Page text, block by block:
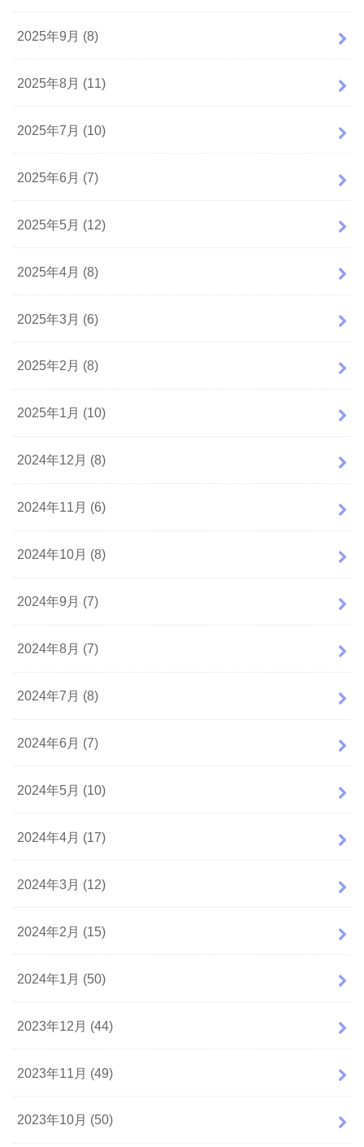
2025年9月 (8)
2025年8月 (11)
2025年7月 (10)
2025年6月 (7)
2025年5月 (12)
2025年4月 (8)
2025年3月 (6)
2025年2月 (8)
2025年1月 (10)
2024年12月 (8)
2024年11月 (6)
2024年10月 (8)
2024年9月 (7)
2024年8月 (7)
2024年7月 (8)
2024年6月 (7)
2024年5月 (10)
2024年4月 (17)
2024年3月 (12)
2024年2月 (15)
2024年1月 (50)
2023年12月 (44)
2023年11月 (49)
2023年10月 (50)